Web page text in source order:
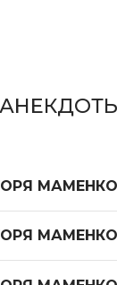
МАМЕНКО
МАМЕНКО